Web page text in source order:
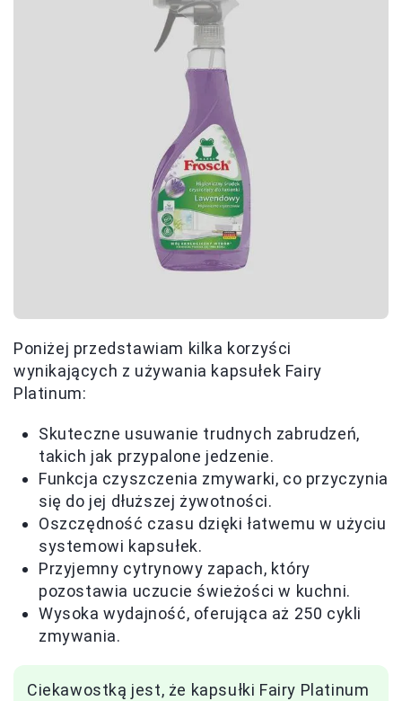
Poniżej przedstawiam kilka korzyści
wynikających z używania kapsułek Fairy
Platinum:
Skuteczne usuwanie trudnych zabrudzeń,
takich jak przypalone jedzenie.
Funkcja czyszczenia zmywarki, co przyczynia
się do jej dłuższej żywotności.
Oszczędność czasu dzięki łatwemu w użyciu
systemowi kapsułek.
Przyjemny cytrynowy zapach, który
pozostawia uczucie świeżości w kuchni.
Wysoka wydajność, oferująca aż 250 cykli
zmywania.
Ciekawostką jest, że kapsułki Fairy Platinum